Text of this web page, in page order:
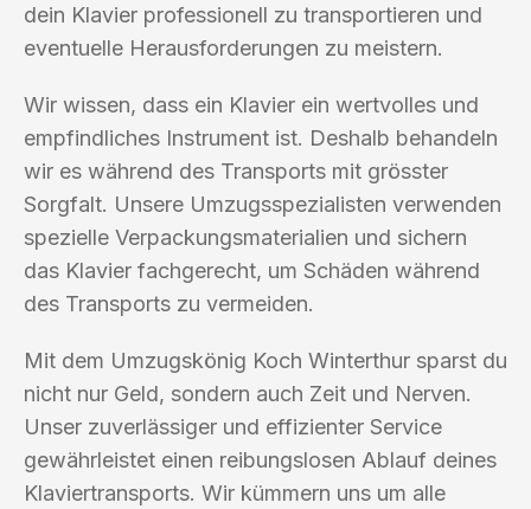
dein Klavier professionell zu transportieren und
eventuelle Herausforderungen zu meistern.
Wir wissen, dass ein Klavier ein wertvolles und
empfindliches Instrument ist. Deshalb behandeln
wir es während des Transports mit grösster
Sorgfalt. Unsere Umzugsspezialisten verwenden
spezielle Verpackungsmaterialien und sichern
das Klavier fachgerecht, um Schäden während
des Transports zu vermeiden.
Mit dem Umzugskönig Koch Winterthur sparst du
nicht nur Geld, sondern auch Zeit und Nerven.
Unser zuverlässiger und effizienter Service
gewährleistet einen reibungslosen Ablauf deines
Klaviertransports. Wir kümmern uns um alle